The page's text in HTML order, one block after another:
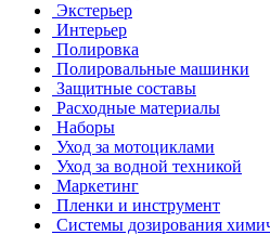
Экстерьер
Интерьер
Полировка
Полировальные машинки
Защитные составы
Расходные материалы
Наборы
Уход за мотоциклами
Уход за водной техникой
Маркетинг
Пленки и инструмент
Системы дозирования